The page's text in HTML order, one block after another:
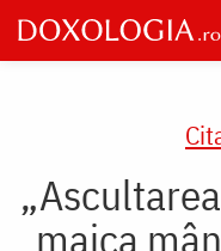
Skip
to
main
maica